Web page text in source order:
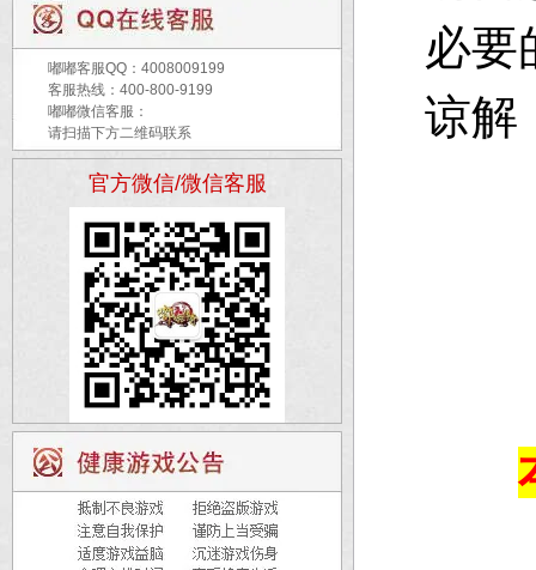
嘟嘟客服QQ： 4008009199
客服热线：400-800-9199
嘟嘟微信客服：
请扫描下方二维码联系
官方微信/微信客服
必要
谅解